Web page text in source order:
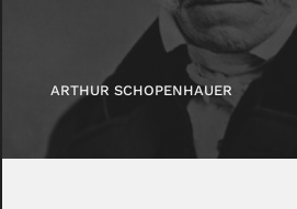
ARTHUR SCHOPENHAUER